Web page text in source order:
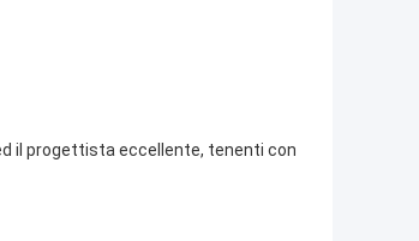
il progettista eccellente, tenenti con